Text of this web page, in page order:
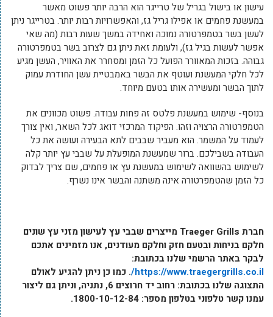
עישון או בישול בגריל של טרייגר הוא הרבה יותר פשוט מאשר
במעשנת פחמים או אפילו גריל גז, והאפשרויות רבות יותר. בטרייגר ניתן
לעשן בשר בטמפרטורה נמוכה ואחידה במשך שעות רבות (מה שאי
אפשר לעשות בגיל גז), ולעומת זאת ניתן גם לצרוב בשר בטמפרטורה
גבוהה. בזכות המאוורר הפועל כל הזמן ומסחרר את האוויר, העשן מגיע
לכל חלקי המעשנת ועוטף את הבשר באמבטיית עשן החודרת עמוק
לתוך הבשר ומעשירה אותו בטעם מיוחד.
בנוסף- שימוש במעשנת פלטס זה פחות עבודה. פשוט מכוונים את
הטמפרטורה הרצויה וזהו. הפיקוד המרכזי דואג לכל השאר, ואין צורך
לעמוד על המשמר. הוא מעביר שבבים לתא הבעירה ועושה את כל
העבודה בשבילכם. ברור שמעשנת המופעלת על שבבי עץ יותר קלה
לשימוש בהשוואה לשימוש במעשנת עץ או פחמים, שם צריך לבדוק
כל הזמן שהטמפרטורה אינה משתנה והבשר אינו נשרף.
חברת Traeger Grills מייצרים שבבי עץ לעישון מזני עץ שונים
חלקם בניחות ובטעם חזק וחלקם מעודנים, אנו מזמינים אתכם
לבקר באתר הרשמי שלנו בכתובת:
https://www.traegergrills.co.il/
. כמו כן ניתן להגיע לאולם
התצוגה שלנו בכתובת: רחוב יד חרוצים 6, נתניה, וניתן גם ליצור
עמנו קשר טלפוני בטלפון מספר: 1800-10-12-84.